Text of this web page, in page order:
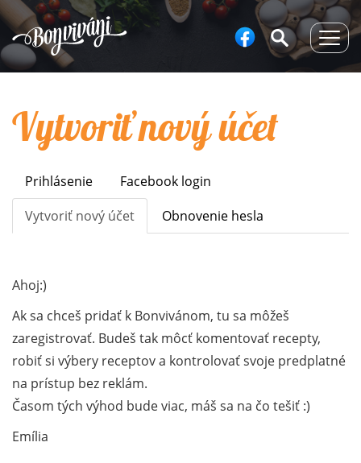
Vytvoriť nový účet
Primary
tabs
Prihlásenie
Facebook login
Vytvoriť nový účet (aktívna
karta)
Obnovenie hesla
Ahoj:)
Ak sa chceš pridať k Bonvivánom, tu sa môžeš
zaregistrovať. Budeš tak môcť komentovať recepty,
robiť si výbery receptov a kontrolovať svoje predplatné
na prístup bez reklám.
Časom tých výhod bude viac, máš sa na čo tešiť :)
Emília